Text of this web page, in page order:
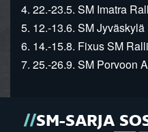
4. 22.-23.5. SM Imatra
5. 12.-13.6. SM
6. 14.-15.8. Fixus SM
7. 25.-26.9. SM Porvoon
SM-SARJA